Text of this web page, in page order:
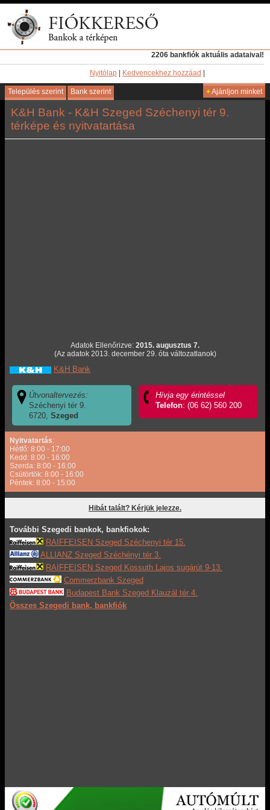
2206 bankfiók aktuális adataival!
Nyitólap Kedvencekhez hozzáad
Település szerint Bank szerint +Ajánljon minket
K&H Bank - K&H Szeged Széchenyi tér 9.
térképe és nyitvatartása
Adatok Ellenőrizve: 2015. augusztus 7.
(Az adatok 2013. december 29. óta változatlanok)
K&H Bank
Útvonaltervezés:
Széchenyi tér 9.
6720,Szeged
Hívja egy érintéssel
Telefon: (06 62) 560 200
Nyitvatartás:
Hétfő: 8:00 - 17:00
Kedd: 8:00 - 16:00
Szerda: 8:00 - 16:00
Csütörtök: 8:00 - 16:00
Péntek: 8:00 - 15:00
Hibát talált? Kérjük jelezze.
További Szegedi bankok, bankfiokok:
RAIFFEISEN Szeged Széchenyi tér 15.
ALLIANZ Szeged Széchényi tér 3.
RAIFFEISEN Szeged Kossuth Lajos sugárút 9-13.
Commerzbank Szeged
Budapest Bank Szeged Klauzál tér 4.
Összes Szegedi bank, bankfiók